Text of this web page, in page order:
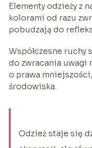
Elementy odzieży z
kolorami od razu
pobudzają do
Współczesne ruchy
do zwracania uwagi
o prawa
środowiska.
Odzież staje się